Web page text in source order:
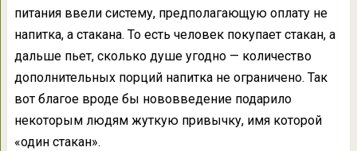
питания ввели систему, предполагающую оплату не
напитка, а стакана. То есть человек покупает стакан, а
дальше пьет, сколько душе угодно — количество
дополнительных порций напитка не ограничено. Так
вот благое вроде бы нововведение подарило
некоторым людям жуткую привычку, имя которой
«один стакан».